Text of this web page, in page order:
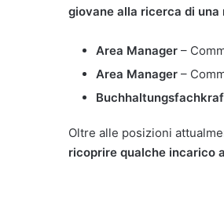
giovane alla ricerca di
Area Manager –
Area Manager –
Oltre alle posizioni
ricoprire qualche incarico